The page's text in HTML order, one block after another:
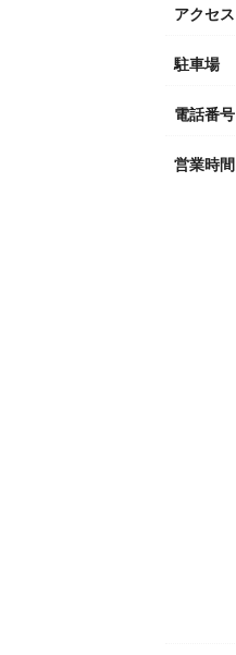
アクセス
駐車場
電話番号
営業時間